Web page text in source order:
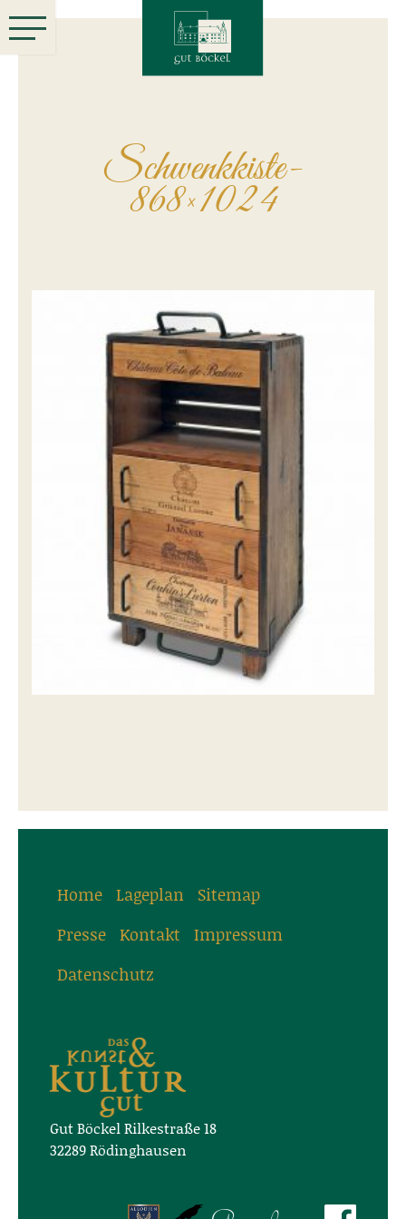
Schwenkkiste-
868×1024
Home Lageplan
Sitemap
Presse Kontakt
Impressum
Datenschutz
Gut Böckel Rilkestraße 18
32289 Rödinghausen